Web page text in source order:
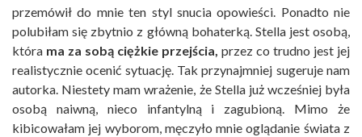
przemówił do mnie ten styl snucia opowieści. Ponadto nie
polubiłam się zbytnio z główną bohaterką. Stella jest osobą,
która ma za sobą ciężkie przejścia, przez co trudno jest jej
realistycznie ocenić sytuację. Tak przynajmniej sugeruje nam
autorka. Niestety mam wrażenie, że Stella już wcześniej była
osobą naiwną, nieco infantylną i zagubioną. Mimo że
kibicowałam jej wyborom, męczyło mnie oglądanie świata z